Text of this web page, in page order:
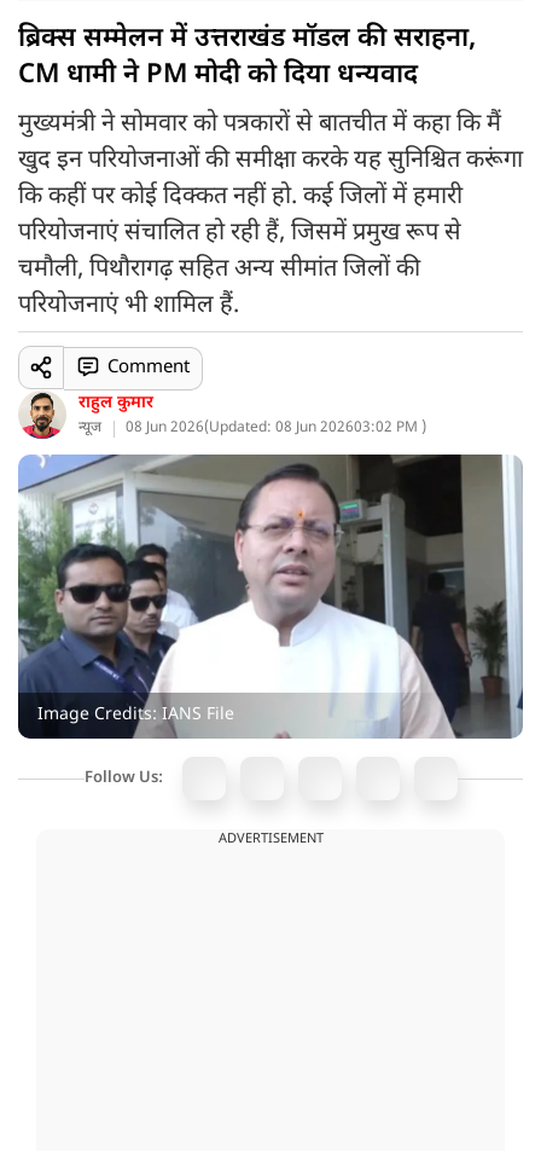
ब्रिक्स सम्मेलन में उत्तराखंड मॉडल की सराहना,
CM धामी ने PM मोदी को दिया धन्यवाद
मुख्यमंत्री ने सोमवार को पत्रकारों से बातचीत में कहा कि मैं
खुद इन परियोजनाओं की समीक्षा करके यह सुनिश्चित करूंगा
कि कहीं पर कोई दिक्कत नहीं हो. कई जिलों में हमारी
परियोजनाएं संचालित हो रही हैं, जिसमें प्रमुख रूप से
चमौली, पिथौरागढ़ सहित अन्य सीमांत जिलों की
परियोजनाएं भी शामिल हैं.
राहुल कुमार
न्यूज 08 Jun 2026(Updated: 08 Jun 202603:02 PM )
Comment
Image Credits: IANS File
Follow Us:
ADVERTISEMENT